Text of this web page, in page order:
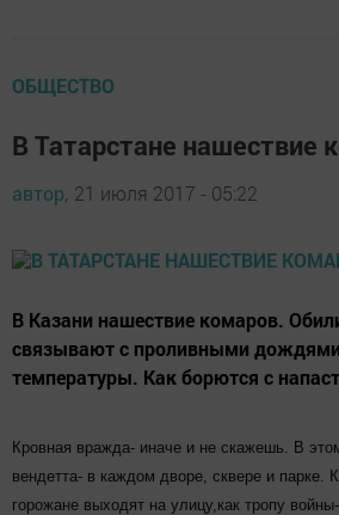
ОБЩЕСТВО
В Татарстане нашествие
автор, 21 июля 2017 - 05:22
В Казани нашествие комаров.
связывают с проливными
температуры. Как борются с
Кровная вражда- иначе и не скажешь. В
вендетта- в каждом дворе, сквере и парке.
горожане выходят на улицу,как тропу